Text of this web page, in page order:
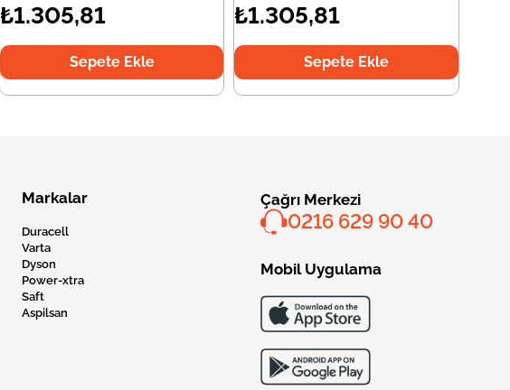
₺1.305,81
Sepete Ekle
₺1.305,81
Sepete Ekle
Markalar
Duracell
Varta
Dyson
Power-xtra
Saft
Aspilsan
Çağrı Merkezi
0216 629 90 40
Mobil Uygulama